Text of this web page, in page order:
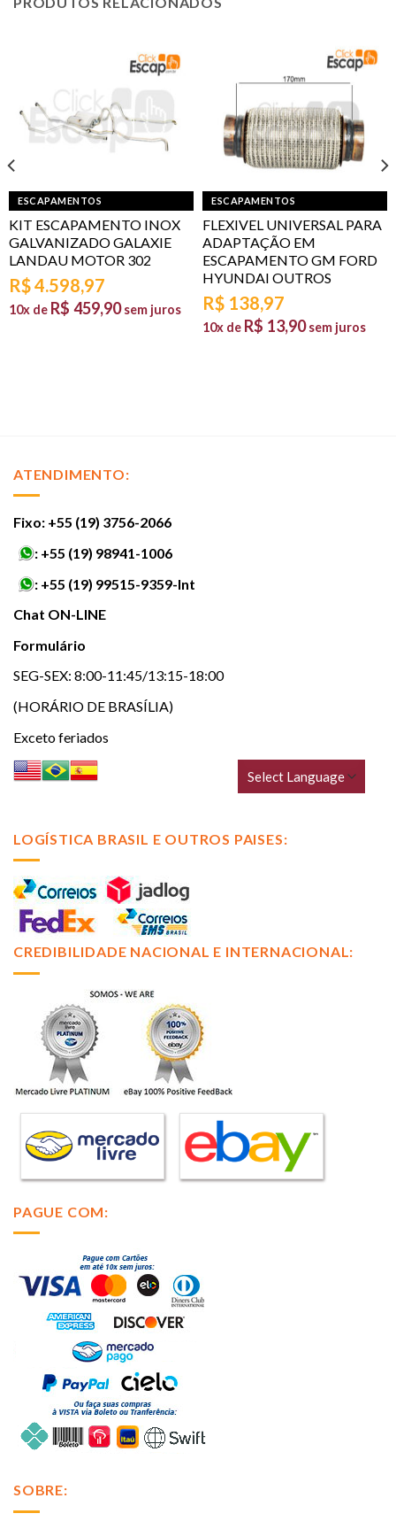
ESCAPAMENTOS
KIT ESCAPAMENTO INOX
GALVANIZADO GALAXIE
LANDAU MOTOR 302
R$4.598,97
10x de R$ 459,90 sem juros
ESCAPAMENTOS
FLEXIVEL UNIVERSAL PARA
ADAPTAÇÃO EM
ESCAPAMENTO GM FORD
HYUNDAI OUTROS
R$ 138,97
10x de R$ 13,90 sem juros
ATENDIMENTO:
Fixo: +55 (19) 3756-2066
: +55 (19) 98941-1006
: +55 (19) 99515-9359-Int
Chat ON-LINE
Formulário
SEG-SEX: 8:00-11:45/13:15-18:00
(HORÁRIO DE BRASÍLIA)
Exceto feriados
LOGÍSTICA BRASIL E OUTROS PAISES:
CREDIBILIDADE NACIONAL E INTERNACIONAL:
PAGUE COM:
SOBRE: